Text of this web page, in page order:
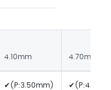
4.10mm 4.70mm
✔(P:3.50mm)